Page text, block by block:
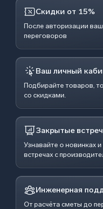
Скидки от 15%
После авторизации
переговоров
Ваш личный
Подбирайте товаров,
со скидками.
Закрытые
Узнавайте о новинках
встречах с
Инженерная
От расчёта сметы до